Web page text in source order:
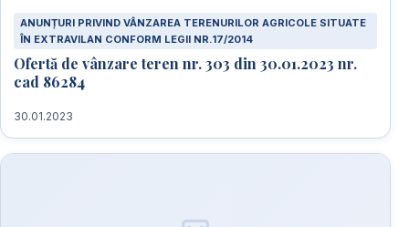
ANUNȚURI PRIVIND VÂNZAREA TERENURILOR AGRICOLE SITUATE
ÎN EXTRAVILAN CONFORM LEGII NR.17/2014
Ofertă de vânzare teren nr. 303 din 30.01.2023 nr.
cad 86284
30.01.2023